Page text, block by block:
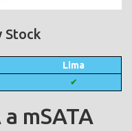
Stock
Lima
✔
mSATA